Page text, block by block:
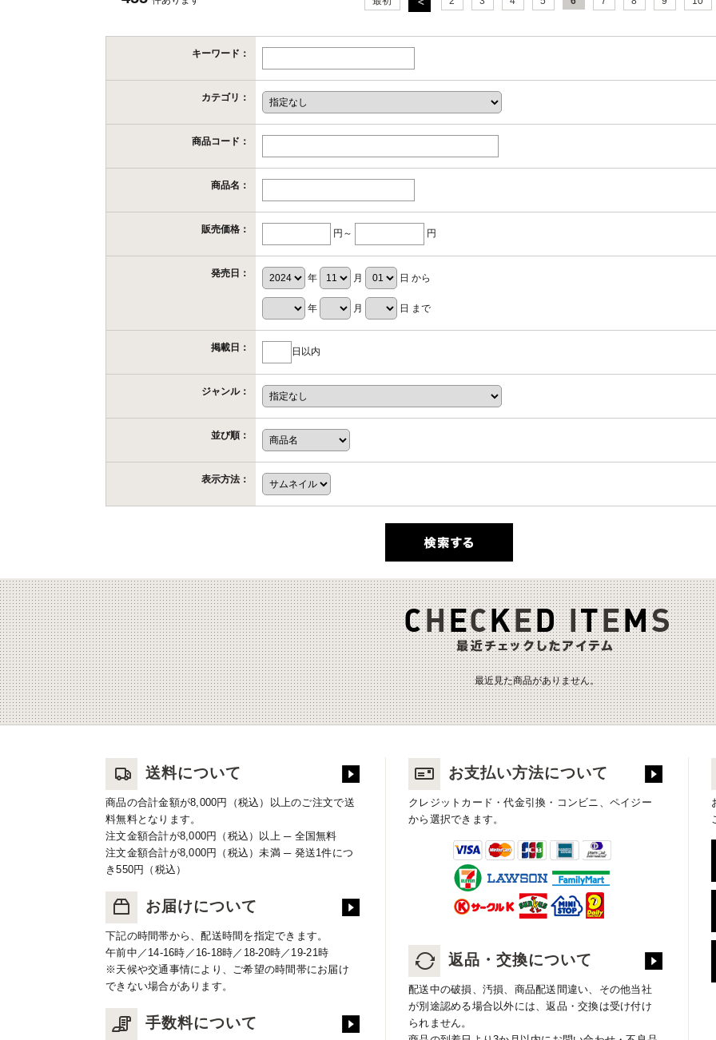
キーワード：
カテゴリ：
商品コード：
商品名：
販売価格： 円～ 円
発売日： 年 月 日 から
年 月 日 まで
掲載日： 日以内
ジャンル：
並び順：
表示方法：
最近見た商品がありません。
送料について
商品の合計金額が8,000円（税込）以上のご注文で送
料無料となります。
注文金額合計が8,000円（税込）以上 ─ 全国無料
注文金額合計が8,000円（税込）未満 ─ 発送1件につ
き550円（税込）
お届けについて
下記の時間帯から、配送時間を指定できます。
午前中／14-16時／16-18時／18-20時／19-21時
※天候や交通事情により、ご希望の時間帯にお届け
できない場合があります。
手数料について
お支払い方法について
クレジットカード・代金引換・コンビニ、ペイジー
から選択できます。
返品・交換について
配送中の破損、汚損、商品配送間違い、その他当社
が別途認める場合以外には、返品・交換は受け付け
られません。